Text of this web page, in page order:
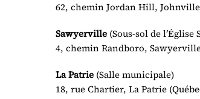
62, chemin Jordan Hill, Johnville
Sawyerville (Sous-sol de
4, chemin Randboro,
La Patrie (Salle municipale)
18, rue Chartier, La Patrie